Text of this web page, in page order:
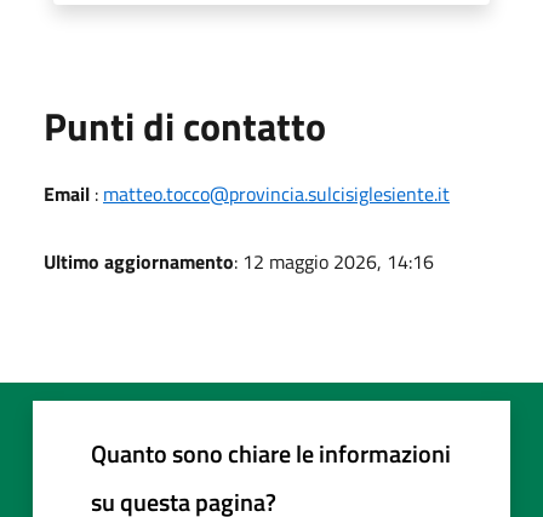
Punti di contatto
Email : matteo.tocco@provincia.sulcisiglesiente.it
Ultimo aggiornamento: 12 maggio 2026, 14:16
Quanto sono chiare le informazioni
su questa pagina?